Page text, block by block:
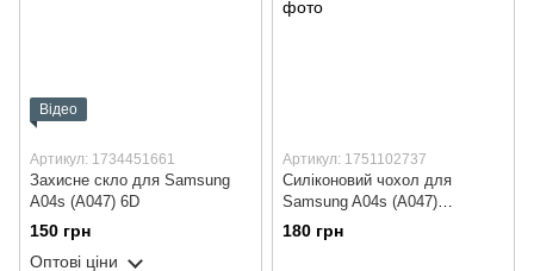
Відео
Артикул: 1734451661
Захисне скло для Samsung
A04s (A047) 6D
150 грн
Оптові ціни
Артикул: 1751102737
Силіконовий чохол для
Samsung A04s (A047)
червоний Soft Silicone Case
Full (бампер)
180 грн